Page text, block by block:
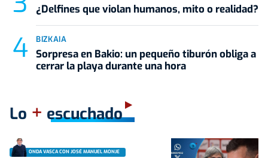
¿Delfines que violan humanos, mito o realidad?
BIZKAIA
Sorpresa en Bakio: un pequeño tiburón obliga a
cerrar la playa durante una hora
Lo + escuchado
ONDA VASCA CON JOSÉ MANUEL MONJE